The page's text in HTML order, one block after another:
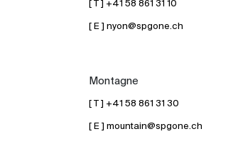
[ T ] +41 58 861 31 10
[ E ] nyon@spgone.ch
Montagne
[ T ] +41 58 861 31 30
[ E ] mountain@spgone.ch